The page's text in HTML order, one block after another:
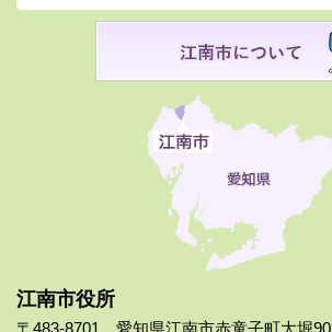
江南市役所
〒483-8701 愛知県江南市赤童子町大堀90